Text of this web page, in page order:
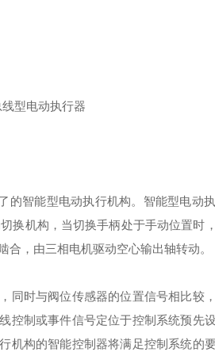
的智能型电动执行机构。智能型电动
换机构，当切换手柄处于手动位置时
，由三相电机驱动空心输出轴转动。
同时与阀位传感器的位置信号相比较
控制或事件信号定位于控制系统预先
机构的智能控制器将满足控制系统的